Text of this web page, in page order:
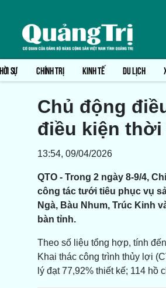
SỰ CHÍNH TRỊ KINH TẾ DU LỊCH
Chủ động
điều kiện
13:54, 09/04/2026
QTO - Trong 2 ngày 8-9/4,
công tác tưới tiêu phục vụ
Ngà, Bàu Nhum, Trúc Kinh
bàn tỉnh.
Theo số liệu tổng hợp, tính
Khai thác công trình thủy lợi
lý đạt 77,92% thiết kế; 114